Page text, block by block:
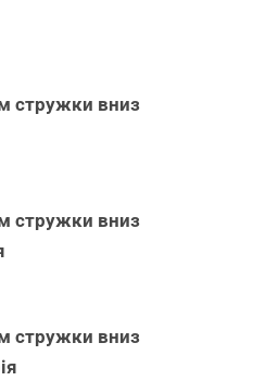
стружки вниз
стружки вниз
стружки вниз